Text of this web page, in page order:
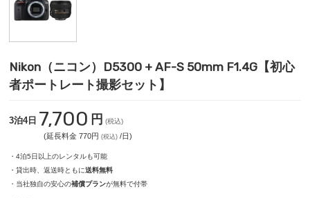
Nikon（ニコン）D5300 + AF-S 50mm F1.4G【初心
者ポートレート撮影セット】
3泊4日 7,700 円 (税込)
(延長料金 770円(税込) /日)
・4泊5日以上のレンタルも可能
・貸出時、返送時ともに送料無料
・当社独自の安心の補償プランが無料で付帯